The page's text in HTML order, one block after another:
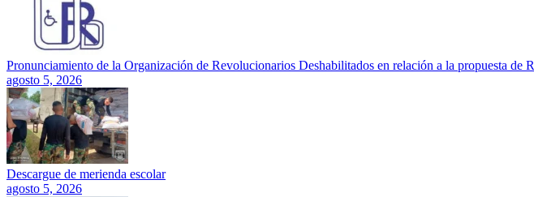
Pronunciamiento de la Organización de Revolucionarios Deshabilitados en relación a la propuesta de
agosto 5, 2026
Descargue de merienda escolar
agosto 5, 2026